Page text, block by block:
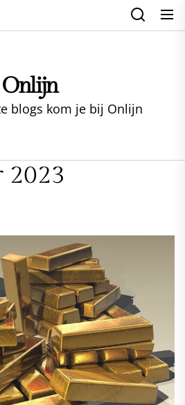
Onlijn
blogs kom je bij Onlijn
2023